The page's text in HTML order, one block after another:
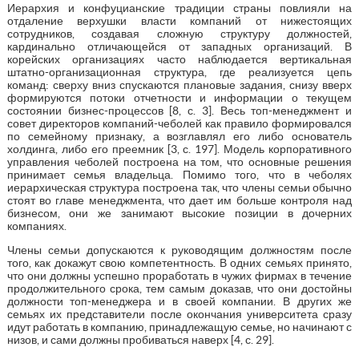
Иерархия и конфуцианские традиции страны повлияли на
отдаление верхушки власти компаний от нижестоящих
сотрудников, создавая сложную структуру должностей,
кардинально отличающейся от западных организаций. В
корейских организациях часто наблюдается вертикальная
штатно-организационная структура, где реализуется цепь
команд: сверху вниз спускаются плановые задания, снизу вверх
формируются потоки отчетности и информации о текущем
состоянии бизнес-процессов [8, с. 3]. Весь топ-менеджмент и
совет директоров компаний-чеболей как правило формировался
по семейному признаку, а возглавлял его либо основатель
холдинга, либо его преемник [3, с. 197]. Модель корпоративного
управления чеболей построена на том, что основные решения
принимает семья владельца. Помимо того, что в чеболях
иерархическая структура построена так, что члены семьи обычно
стоят во главе менеджмента, что дает им больше контроля над
бизнесом, они же занимают высокие позиции в дочерних
компаниях.
Члены семьи допускаются к руководящим должностям после
того, как докажут свою компетентность. В одних семьях принято,
что они должны успешно проработать в чужих фирмах в течение
продолжительного срока, тем самым доказав, что они достойны
должности топ-менеджера и в своей компании. В других же
семьях их представители после окончания университета сразу
идут работать в компанию, принадлежащую семье, но начинают с
низов, и сами должны пробиваться наверх [4, с. 29].